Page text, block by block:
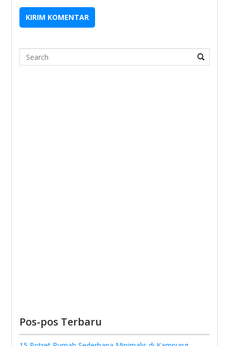
Search
Pos-pos Terbaru